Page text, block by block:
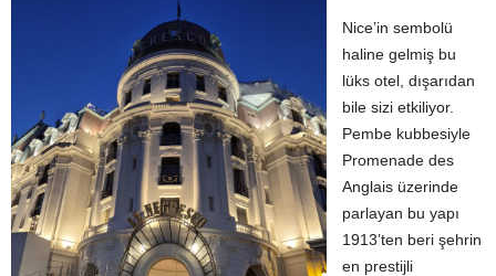
Nice’in sembolü
haline gelmiş bu
lüks otel, dışarıdan
bile sizi etkiliyor.
Pembe kubbesiyle
Promenade des
Anglais üzerinde
parlayan bu yapı
1913’ten beri şehrin
en prestijli